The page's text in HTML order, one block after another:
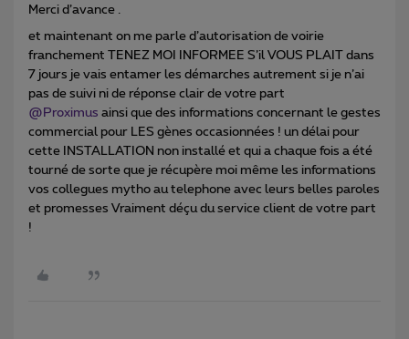
Merci d’avance .
et maintenant on me parle d’autorisation de voirie
franchement TENEZ MOI INFORMEE S’il VOUS PLAIT dans
7 jours je vais entamer les démarches autrement si je n’ai
pas de suivi ni de réponse clair de votre part ​
@Proximus ainsi que des informations concernant le gestes
commercial pour LES gènes occasionnées ! un délai pour
cette INSTALLATION non installé et qui a chaque fois a été
tourné de sorte que je récupère moi même les informations
vos collegues mytho au telephone avec leurs belles paroles
et promesses Vraiment déçu du service client de votre part
!